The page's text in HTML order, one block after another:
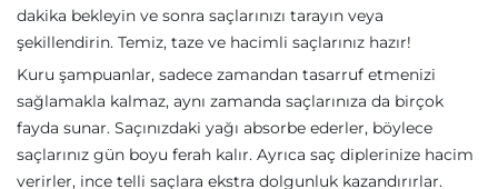
dakika bekleyin ve sonra saçlarınızı tarayın veya
şekillendirin. Temiz, taze ve hacimli saçlarınız hazır!
Kuru şampuanlar, sadece zamandan tasarruf etmenizi
sağlamakla kalmaz, aynı zamanda saçlarınıza da birçok
fayda sunar. Saçınızdaki yağı absorbe ederler, böylece
saçlarınız gün boyu ferah kalır. Ayrıca saç diplerinize hacim
verirler, ince telli saçlara ekstra dolgunluk kazandırırlar.